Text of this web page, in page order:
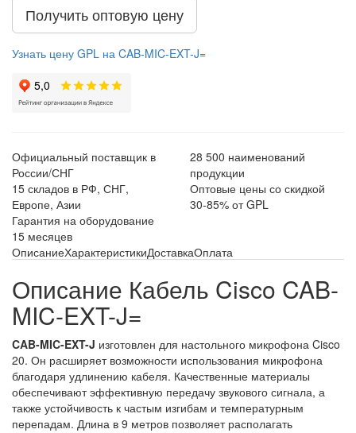
Получить оптовую цену
Узнать цену GPL на CAB-MIC-EXT-J=
Официальный поставщик в
России/СНГ
28 500 наименований
продукции
15 складов в РФ, СНГ,
Европе, Азии
Оптовые цены со скидкой
30-85% от GPL
Гарантия на оборудование
15 месяцев
ОписаниеХарактеристикиДоставкаОплата
Описание Кабель Cisco CAB-
MIC-EXT-J=
CAB-MIC-EXT-J изготовлен для настольного микрофона Cisco
20. Он расширяет возможности использования микрофона
благодаря удлинению кабеля. Качественные материалы
обеспечивают эффективную передачу звукового сигнала, а
также устойчивость к частым изгибам и температурным
перепадам. Длина в 9 метров позволяет располагать